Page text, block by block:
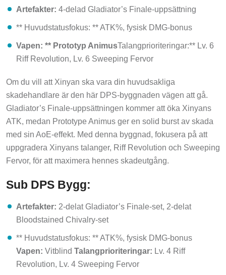
Artefakter: 4-delad Gladiator’s Finale-uppsättning
** Huvudstatusfokus: ** ATK%, fysisk DMG-bonus
Vapen: ** Prototyp AnimusTalangprioriteringar:** Lv. 6
Riff Revolution, Lv. 6 Sweeping Fervor
Om du vill att Xinyan ska vara din huvudsakliga
skadehandlare är den här DPS-byggnaden vägen att gå.
Gladiator’s Finale-uppsättningen kommer att öka Xinyans
ATK, medan Prototype Animus ger en solid burst av skada
med sin AoE-effekt. Med denna byggnad, fokusera på att
uppgradera Xinyans talanger, Riff Revolution och Sweeping
Fervor, för att maximera hennes skadeutgång.
Sub DPS Bygg:
Artefakter: 2-delat Gladiator’s Finale-set, 2-delat
Bloodstained Chivalry-set
** Huvudstatusfokus: ** ATK%, fysisk DMG-bonus
Vapen: Vitblind Talangprioriteringar: Lv. 4 Riff
Revolution, Lv. 4 Sweeping Fervor